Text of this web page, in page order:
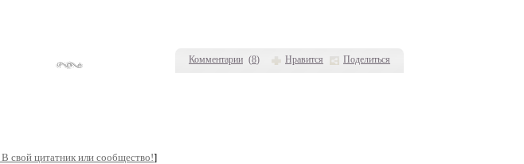
Комментарии (8) Нравится Поделиться
В свой цитатник или сообщество!]